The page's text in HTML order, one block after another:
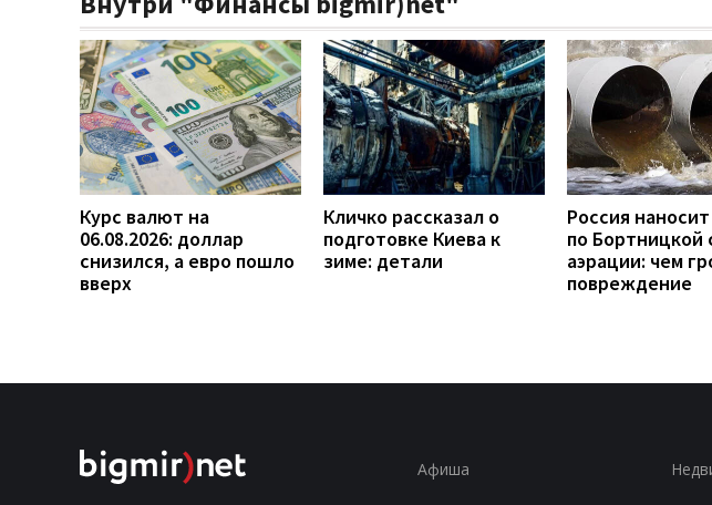
Курс валют на
06.08.2026: доллар
снизился, а евро пошло
вверх
Кличко рассказал о
подготовке Киева к
зиме: детали
Россия
по Бортницкой
аэрации: чем
повреждение
Афиша